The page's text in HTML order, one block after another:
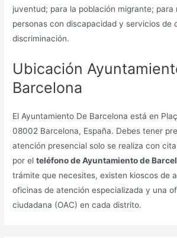
juventud; para la población migrante; para
personas con discapacidad y servicios de
discriminación.
Ubicación
Barcelona
El Ayuntamiento De Barcelona está en
08002 Barcelona, España. Debes tener
atención presencial solo se realiza con
por elteléfono de Ayuntamiento de
trámite que necesites, existen kioscos de
oficinas de atención especializada y una
ciudadana (OAC) en cada distrito.